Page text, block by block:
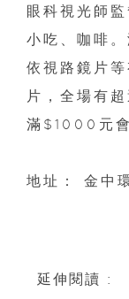
眼科視光師
小吃、咖啡
依視路鏡片
片，全場有
滿$1000元會
地址： 金中
延伸閱讀 :